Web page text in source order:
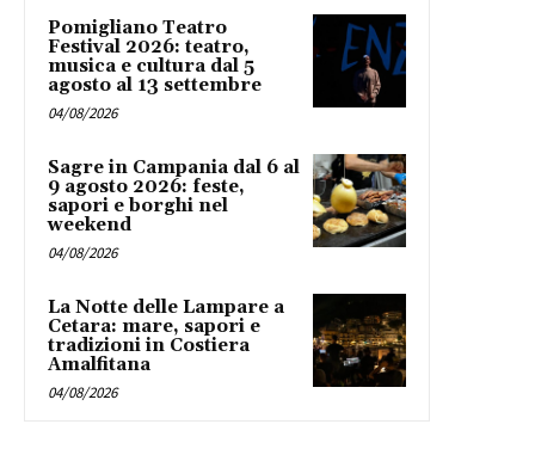
Pomigliano Teatro
Festival 2026: teatro,
musica e cultura dal 5
agosto al 13 settembre
04/08/2026
Sagre in Campania dal 6 al
9 agosto 2026: feste,
sapori e borghi nel
weekend
04/08/2026
La Notte delle Lampare a
Cetara: mare, sapori e
tradizioni in Costiera
Amalfitana
04/08/2026